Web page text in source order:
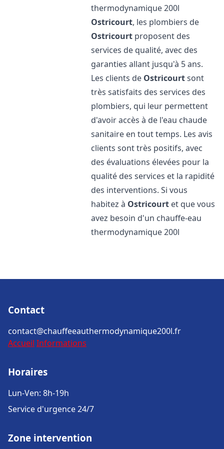
thermodynamique 200l
Ostricourt, les plombiers de
Ostricourt proposent des
services de qualité, avec des
garanties allant jusqu'à 5 ans.
Les clients de Ostricourtsont
très satisfaits des services des
plombiers, qui leur permettent
d'avoir accès à de l'eau chaude
sanitaire en tout temps. Les avis
clients sont très positifs, avec
des évaluations élevées pour la
qualité des services et la rapidité
des interventions. Si vous
habitez à Ostricourt et que vous
avez besoin d'un chauffe-eau
thermodynamique 200l
Contact
contact@chauffeeauthermodynamique200l.fr
Accueil Informations
Horaires
Lun-Ven: 8h-19h
Service d'urgence 24/7
Zone intervention